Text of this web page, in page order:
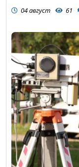
04 август 61